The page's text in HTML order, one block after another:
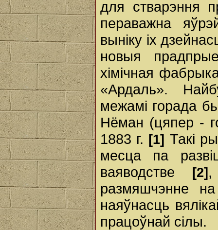
для стварэння
пераважна
выніку іх
новыя
хімічная
«Ардаль».
межамі горада
Нёман (цяпер -
1883 г. [1] Такі
месца па
ваяводстве
[2] ,
размяшчэнне
наяўнасць
працоўнай сілы.